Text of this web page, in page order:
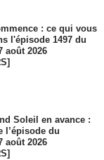
: ce qui vous
l'épisode 1497 du
août 2026
Soleil en avance :
l’épisode du
août 2026